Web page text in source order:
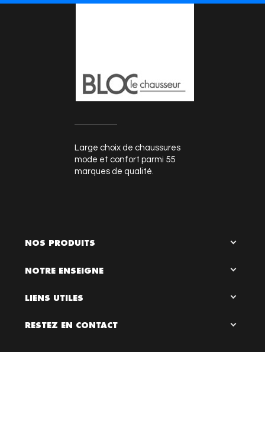
Large choix de chaussures
mode et confort parmi 55
marques de qualité.
NOS PRODUITS
NOTRE ENSEIGNE
LIENS UTILES
RESTEZ EN CONTACT